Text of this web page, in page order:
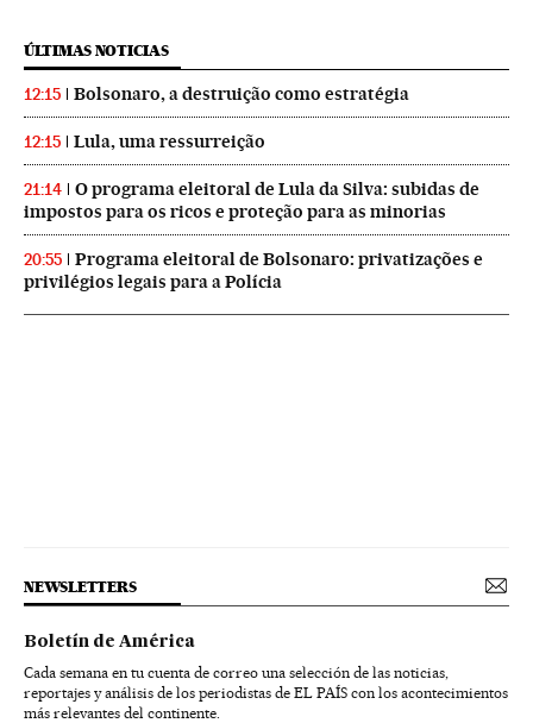
ÚLTIMAS NOTICIAS
12:15 Bolsonaro, a destruição como estratégia
12:15 Lula, uma ressurreição
21:14
O programa eleitoral de Lula da Silva: subidas de
impostos para os ricos e proteção para as minorias
20:55
Programa eleitoral de Bolsonaro: privatizações e
privilégios legais para a Polícia
NEWSLETTERS
Boletín de América
Cada semana en tu cuenta de correo una selección de las noticias,
reportajes y análisis de los periodistas de EL PAÍS con los acontecimientos
más relevantes del continente.